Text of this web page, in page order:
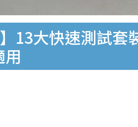
】13大快速測試